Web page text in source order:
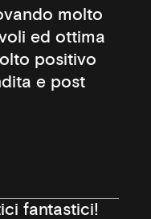
molto
ed ottima
positivo
e post
fantastici!